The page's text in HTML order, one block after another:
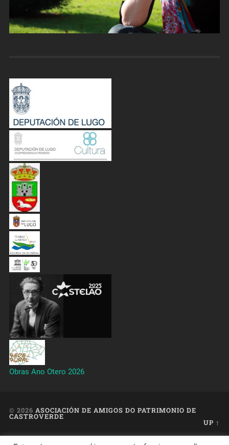
Obras Ano Otero 2026
© 2026 ASOCIACIÓN DE AMIGOS DO PATRIMONIO DE
CASTROVERDE
UP ↑